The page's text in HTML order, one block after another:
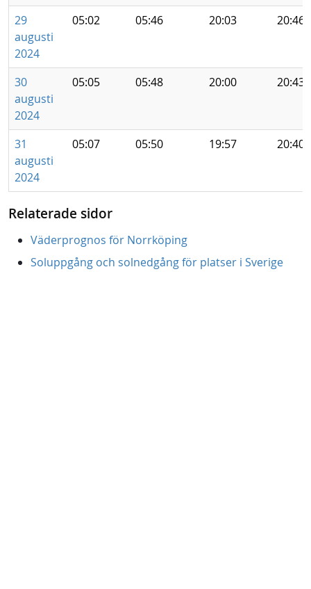
29
augusti
2024
05:02 05:46 20:03 20:46
30
augusti
2024
05:05 05:48 20:00 20:43
31
augusti
2024
05:07 05:50 19:57 20:40
Relaterade sidor
Väderprognos för Norrköping
Soluppgång och solnedgång för platser i Sverige